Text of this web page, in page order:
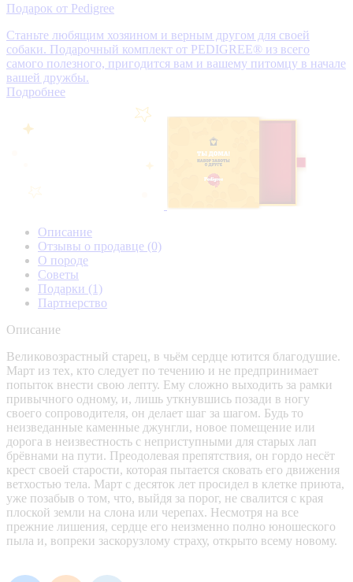
Подарок от Pedigree
Станьте любящим хозяином и верным другом для своей
собаки. Подарочный комплект от PEDIGREE® из всего
самого полезного, пригодится вам и вашему питомцу в начале
вашей дружбы.
Подробнее
Описание
Отзывы о продавце (0)
О породе
Советы
Подарки (1)
Партнерство
Описание
Великовозрастный старец, в чьём сердце ютится благодушие.
Март из тех, кто следует по течению и не предпринимает
попыток внести свою лепту. Ему сложно выходить за рамки
привычного одному, и, лишь уткнувшись позади в ногу
своего сопроводителя, он делает шаг за шагом. Будь то
неизведанные каменные джунгли, новое помещение или
дорога в неизвестность с неприступными для старых лап
брёвнами на пути. Преодолевая препятствия, он гордо несёт
крест своей старости, которая пытается сковать его движения
ветхостью тела. Март с десяток лет просидел в клетке приюта,
уже позабыв о том, что, выйдя за порог, не свалится с края
плоской земли на слона или черепах. Несмотря на все
прежние лишения, сердце его неизменно полно юношеского
пыла и, вопреки заскорузлому страху, открыто всему новому.